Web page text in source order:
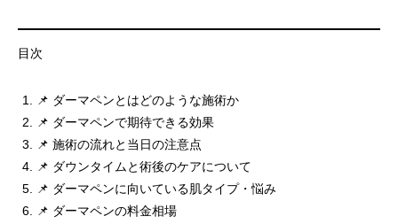
目次
📌 ダーマペンとはどのような施術か
📌 ダーマペンで期待できる効果
📌 施術の流れと当日の注意点
📌 ダウンタイムと術後のケアについて
📌 ダーマペンに向いている肌タイプ・悩み
📌 ダーマペンの料金相場